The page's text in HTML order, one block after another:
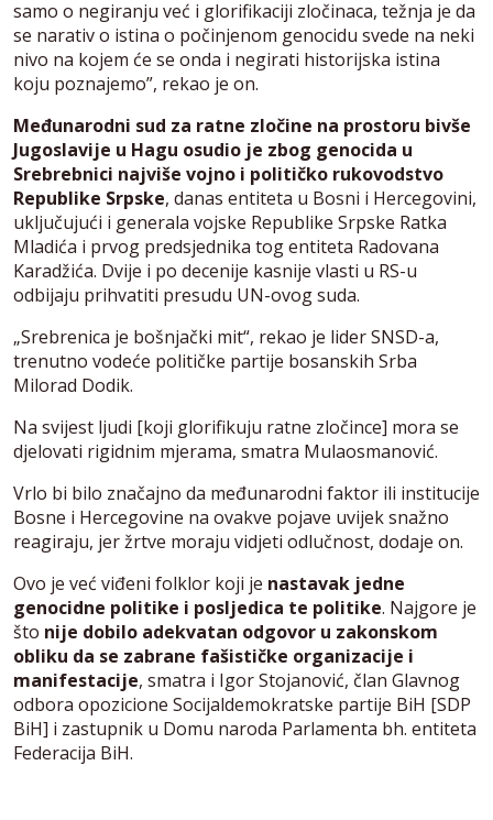
samo o negiranju već i glorifikaciji zločinaca, težnja je da
se narativ o istina o počinjenom genocidu svede na neki
nivo na kojem će se onda i negirati historijska istina
koju poznajemo”, rekao je on.
Međunarodni sud za ratne zločine na prostoru bivše
Jugoslavije u Hagu osudio je zbog genocida u
Srebrebnici najviše vojno i političko rukovodstvo
Republike Srpske, danas entiteta u Bosni i Hercegovini,
uključujući i generala vojske Republike Srpske Ratka
Mladića i prvog predsjednika tog entiteta Radovana
Karadžića. Dvije i po decenije kasnije vlasti u RS-u
odbijaju prihvatiti presudu UN-ovog suda.
„Srebrenica je bošnjački mit“, rekao je lider SNSD-a,
trenutno vodeće političke partije bosanskih Srba
Milorad Dodik.
Na svijest ljudi [koji glorifikuju ratne zločince] mora se
djelovati rigidnim mjerama, smatra Mulaosmanović.
Vrlo bi bilo značajno da međunarodni faktor ili institucije
Bosne i Hercegovine na ovakve pojave uvijek snažno
reagiraju, jer žrtve moraju vidjeti odlučnost, dodaje on.
Ovo je već viđeni folklor koji je nastavak jedne
genocidne politike i posljedica te politike. Najgore je
što nije dobilo adekvatan odgovor u zakonskom
obliku da se zabrane fašističke organizacije i
manifestacije, smatra i Igor Stojanović, član Glavnog
odbora opozicione Socijaldemokratske partije BiH [SDP
BiH] i zastupnik u Domu naroda Parlamenta bh. entiteta
Federacija BiH.